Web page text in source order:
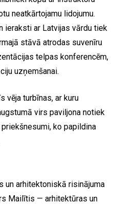
neatkārtojamu lidojumu.
ieraksti ar Latvijas vārdu tiek
stāvā atrodas suvenīru
telpas konferencēm,
uzņemšanai.
vēja turbīnas, ar kuru
virs paviljona notiek
ko papildina
un arhitektoniskā risinājuma
Mailītis — arhitektūras un